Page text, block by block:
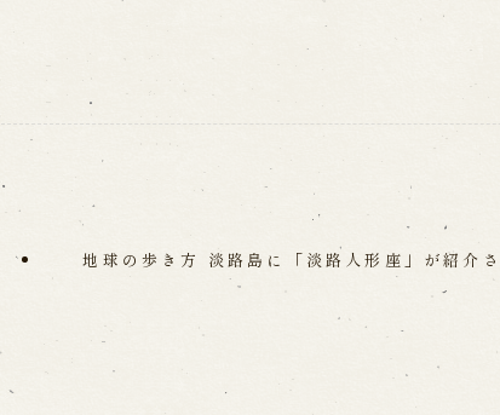
地球の歩き方 淡路島に「淡路人形座」が紹介